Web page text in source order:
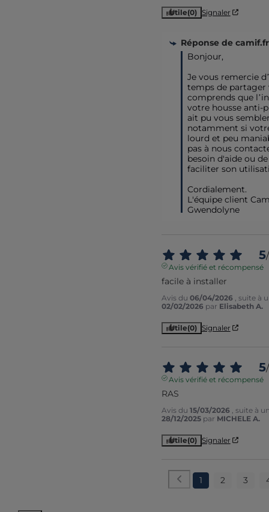
Utile(0) Signaler
Réponse de camif.fr
Bonjour,
Je vous remercie
temps de partager
comprends que
votre housse anti-
ait pu vous
notamment si
lourd et peu
pas à nous
besoin d'aide ou
faciliter son
Cordialement.
L'équipe client
Gwendolyne
5/
Avis vérifié et récompensé
facile à installer
Avis du 06/04/2026
, suite à
02/02/2026 par Elisabeth A.
Utile(0) Signaler
5/
Avis vérifié et récompensé
RAS
Avis du 15/03/2026
, suite à
28/12/2025 par MICHELE A.
Utile(0) Signaler
1 2 3